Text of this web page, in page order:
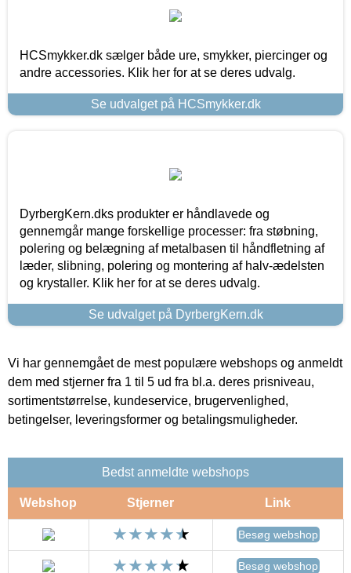
HCSmykker.dk sælger både ure, smykker, piercinger og
andre accessories. Klik her for at se deres udvalg.
Se udvalget på HCSmykker.dk
DyrbergKern.dks produkter er håndlavede og
gennemgår mange forskellige processer: fra støbning,
polering og belægning af metalbasen til håndfletning af
læder, slibning, polering og montering af halv-ædelsten
og krystaller. Klik her for at se deres udvalg.
Se udvalget på DyrbergKern.dk
Vi har gennemgået de mest populære webshops og anmeldt
dem med stjerner fra 1 til 5 ud fra bl.a. deres prisniveau,
sortimentstørrelse, kundeservice, brugervenlighed,
betingelser, leveringsformer og betalingsmuligheder.
Bedst anmeldte webshops
Webshop Stjerner Link
Besøg webshop
Besøg webshop